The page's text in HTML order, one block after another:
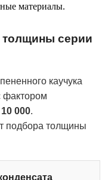
материалы.
толщины серии
каучука
фактором
000.
подбора толщины